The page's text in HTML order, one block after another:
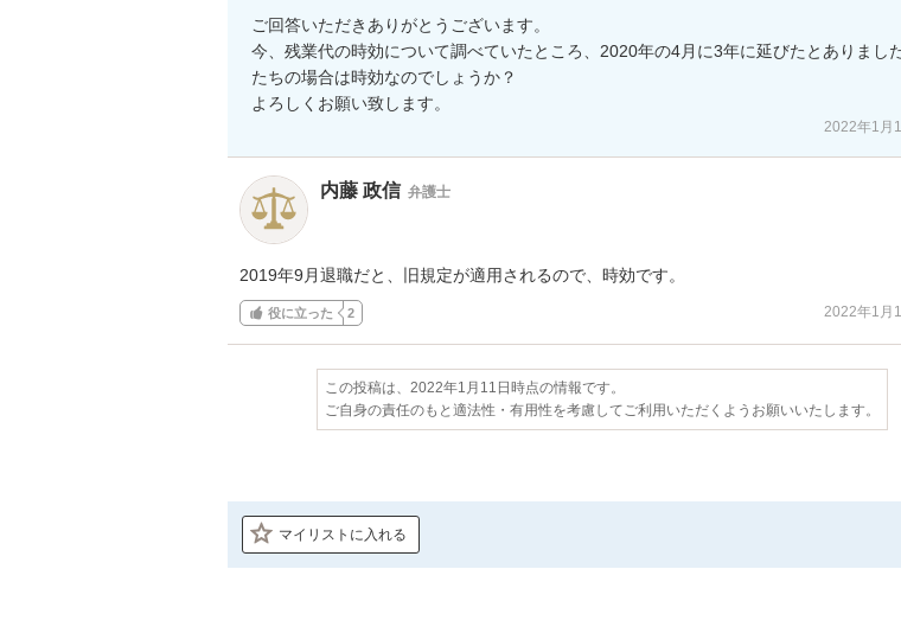
ご回答いただきありがとうございます。
今、残業代の時効について調べていたところ、2020年の4月に3年に延びたとありまし
たちの場合は時効なのでしょうか？
よろしくお願い致します。
2022年1月
内藤 政信 弁護士
2019年9月退職だと、旧規定が適用されるので、時効です。
役に立った 2 2022年1月
この投稿は、2022年1月11日時点の情報です。
ご自身の責任のもと適法性・有用性を考慮してご利用いただくようお願いいたします。
マイリストに入れる